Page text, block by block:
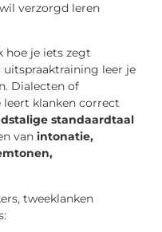
verzorgd leren
hoe je iets zegt
leer je
Dialecten of
leert klanken correct
standaardtaal
van intonatie,
tweeklanken